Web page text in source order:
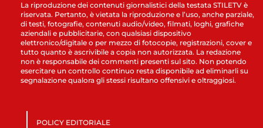
La riproduzione dei contenuti giornalistici della testata STILETV è
riservata. Pertanto, è vietata la riproduzione e l’uso, anche parziale,
di testi, fotografie, contenuti audio/video, filmati, loghi, grafiche
aziendali e pubblicitarie, con qualsiasi dispositivo
elettronico/digitale o per mezzo di fotocopie, registrazioni, cover e
tutto quanto è ascrivibile a copia non autorizzata. La redazione
non è responsabile dei commenti presenti sul sito. Non potendo
esercitare un controllo continuo resta disponibile ad eliminarli su
segnalazione qualora gli stessi risultano offensivi e oltraggiosi.
POLICY EDITORIALE